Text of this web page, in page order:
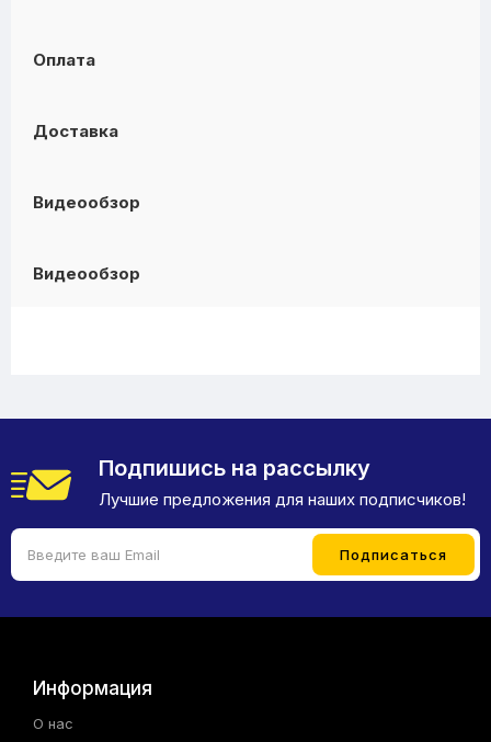
Оплата
Доставка
Видеообзор
Видеообзор
Подпишись на рассылку
Лучшие предложения для наших подписчиков!
Информация
О нас